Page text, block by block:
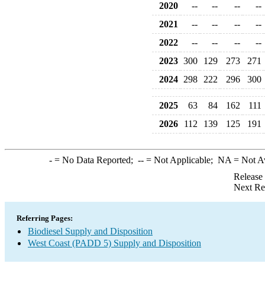
2020 -- -- --
--
2021
-- -- --
--
2022
-- -- --
--
2023 300 129 273
271
2024 298 222 296 300
2025 63 84 162
111
2026
112 139 125 191
-= No Data Reported; --= Not Applicable; NA = Not
Next
Referring Pages:
Biodiesel Supply and Disposition
West Coast (PADD 5) Supply and Disposition